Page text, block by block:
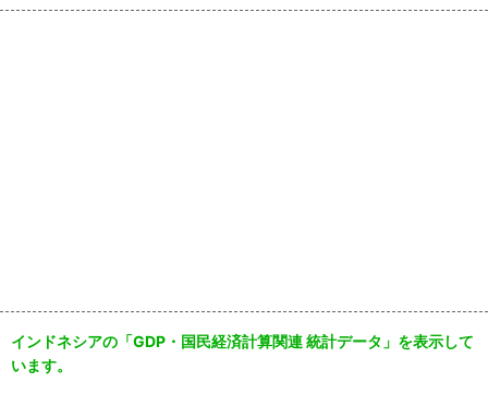
インドネシアの「GDP・国民経済計算関連 統計データ」を表示して
います。